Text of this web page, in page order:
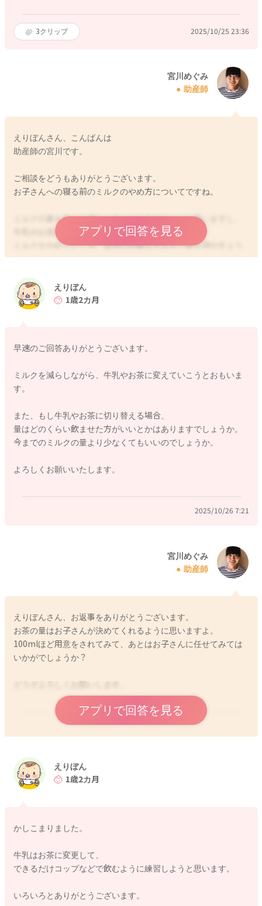
3クリップ 2025/10/25 23:36
宮川めぐみ
助産師
えりぼんさん、こんばんは
助産師の宮川です。
ご相談をどうもありがとうございます。
お子さんへの寝る前のミルクのやめ方についてですね。
ミルクの量を徐々に減らしていかれるのもいいと思いますし、
牛乳やお茶にされてみるのもいいですよ。
ミルクをやめていく分、日中の摂取エネルギー量を増やすよう
にもしてください。
できれば哺乳瓶以外がいいと思いますが、牛乳を飲む時にも哺
くといいと思いますよ。
牛乳にされていったとしても、様子を見ながらお茶に切り替え
ていかれるのもいいですよ。
どうぞよろしくお願いします。
アプリで回答を見る
えりぼん
1歳2カ月
早速のご回答ありがとうございます。
ミルクを減らしながら、牛乳やお茶に変えていこうとおもいま
す。
また、もし牛乳やお茶に切り替える場合、
量はどのくらい飲ませた方がいいとかはありますでしょうか。
今までのミルクの量より少なくてもいいのでしょうか。
よろしくお願いいたします。
2025/10/26 7:21
宮川めぐみ
助産師
えりぽんさん、お返事をありがとうございます。
お茶の量はお子さんが決めてくれるように思いますよ。
100mlほど用意をされてみて、あとはお子さんに任せてみては
いかがでしょうか？
どうぞよろしくお願いします。
アプリで回答を見る
2025/10/26 9:51
えりぼん
1歳2カ月
かしこまりました。
牛乳はお茶に変更して、
できるだけコップなどで飲むように練習しようと思います。
いろいろとありがとうございます。